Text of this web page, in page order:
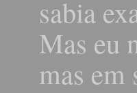
sabia
Mas eu
mas em